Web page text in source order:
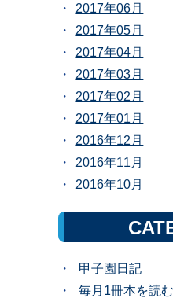
2017年06月
2017年05月
2017年04月
2017年03月
2017年02月
2017年01月
2016年12月
2016年11月
2016年10月
甲子園日記
毎月1冊本を読む